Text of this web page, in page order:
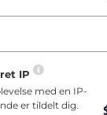
IP
med en IP-
er tildelt dig.